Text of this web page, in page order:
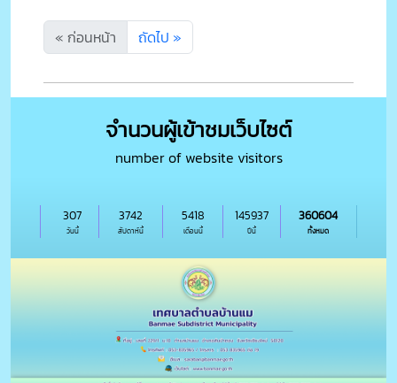
« ก่อนหน้า ถัดไป »
จำนวนผู้เข้าชมเว็บไซต์
number of website visitors
วันนี้
307
สัปดาห์นี้
3742
เดือนนี้
5418
ปีนี้
145937
ทั้งหมด
360604